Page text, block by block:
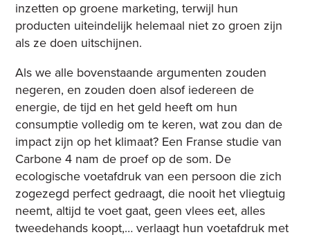
inzetten op groene marketing, terwijl hun
producten uiteindelijk helemaal niet zo groen zijn
als ze doen uitschijnen.
Als we alle bovenstaande argumenten zouden
negeren, en zouden doen alsof iedereen de
energie, de tijd en het geld heeft om hun
consumptie volledig om te keren, wat zou dan de
impact zijn op het klimaat? Een Franse studie van
Carbone 4 nam de proef op de som. De
ecologische voetafdruk van een persoon die zich
zogezegd perfect gedraagt, die nooit het vliegtuig
neemt, altijd te voet gaat, geen vlees eet, alles
tweedehands koopt,… verlaagt hun voetafdruk met